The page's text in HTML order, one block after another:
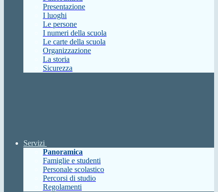
Presentazione
I luoghi
Le persone
I numeri della scuola
Le carte della scuola
Organizzazione
La storia
Sicurezza
Servizi
Panoramica
Famiglie e studenti
Personale scolastico
Percorsi di studio
Regolamenti